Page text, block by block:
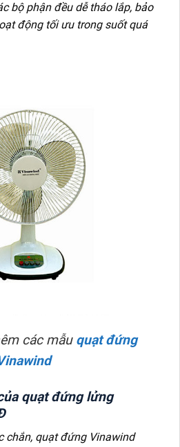
bộ phận đều dễ tháo lắp, bảo
động tối ưu trong suốt quá
các mẫu quạt đứng
quạt đứng lửng
chắn, quạt đứng Vinawind